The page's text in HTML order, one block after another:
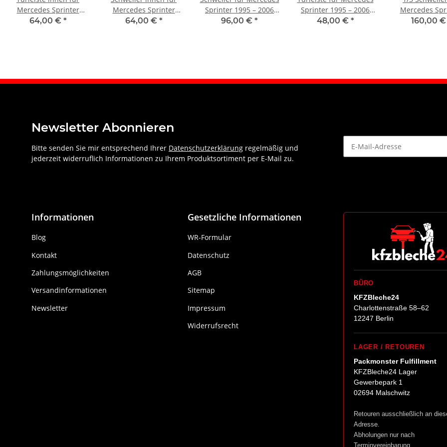
Mercedes Sprinter
1995 – 2006 vorne links
64,00 € *
Mercedes Sprinter
1995 – 2006 vorne
64,00 € *
Sprinter 1995 – 2006
vorne links
96,00 € *
Sprinter 1995 – 2006
vorne links
48,00 € *
Mercedes
2006 – 2021
160,00
Newsletter Abonnieren
Bitte senden Sie mir entsprechend Ihrer Datenschutzerklärung regelmäßig und
jederzeit widerruflich Informationen zu Ihrem Produktsortiment per E-Mail zu.
Informationen
Blog
Kontakt
Zahlungsmöglichkeiten
Versandinformationen
Newsletter
Gesetzliche Informationen
WR-Formular
Datenschutz
AGB
Sitemap
Impressum
Widerrufsrecht
BÜRO
KFZBleche24
Charlottenstraße 58–62
12247 Berlin
LAGER / RETOUREN
Packmonster Fulfillment
KFZBleche24 Lager
Gewerbepark 1
02694 Malschwitz
Retouren ausschließlich an
Adresse.
Abholungen nur nach
Terminvereinbarung.